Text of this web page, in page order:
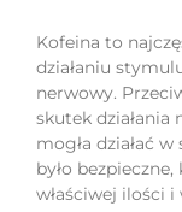
Kofeina to
działaniu
nerwowy.
skutek działania
mogła działać
było
właściwej ilości i